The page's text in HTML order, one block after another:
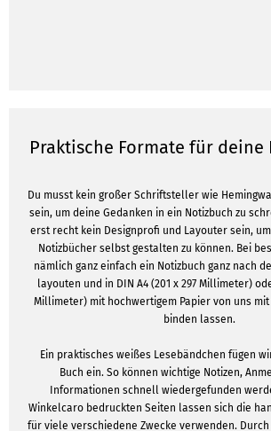
Praktische Formate für
Du musst kein großer Schriftsteller wie
sein, um deine Gedanken in ein Notizbuch zu
erst recht kein Designprofi und Layouter sein,
Notizbücher selbst gestalten zu können. Bei
nämlich ganz einfach ein Notizbuch ganz nach
layouten und in DIN A4 (201 x 297 Millimeter)
Millimeter) mit hochwertigem Papier von uns mit
binden lassen.
Ein praktisches weißes Lesebändchen fügen
Buch ein. So können wichtige Notizen,
Informationen schnell wiedergefunden
Winkelcaro bedruckten Seiten lassen sich die
für viele verschiedene Zwecke verwenden.